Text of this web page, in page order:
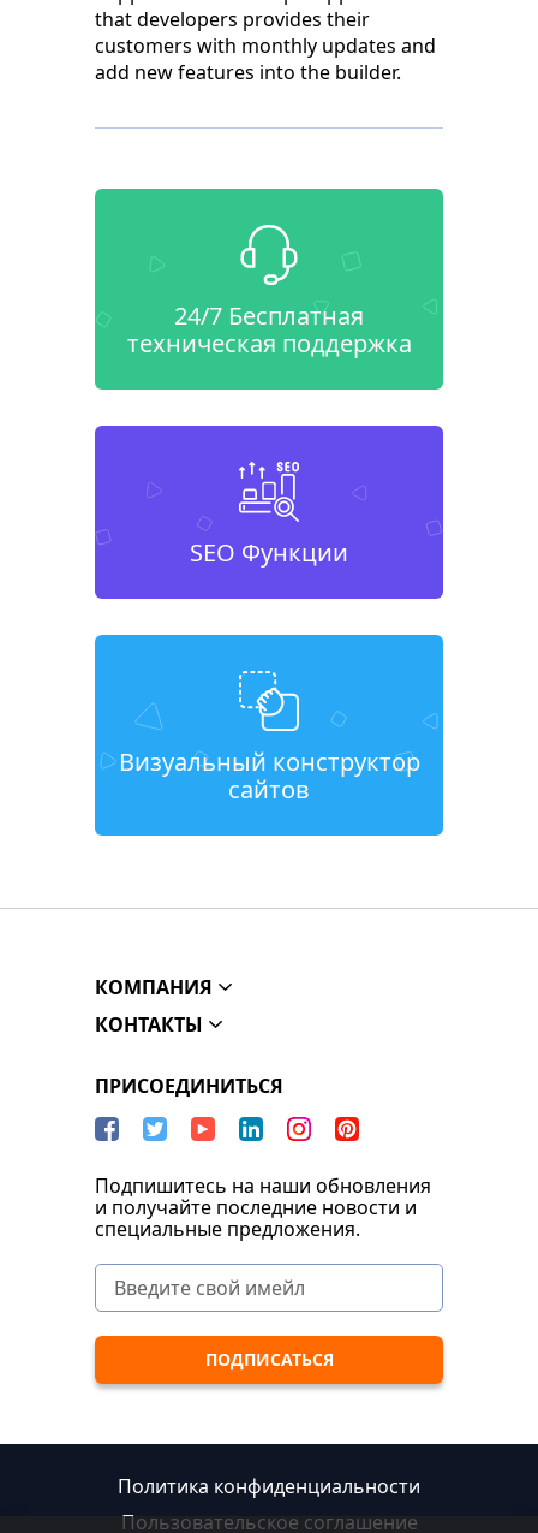
that developers provides their
customers with monthly updates and
add new features into the builder.
24/7 Бесплатная
техническая поддержка
SEO Функции
Визуальный конструктор
сайтов
КОМПАНИЯ
КОНТАКТЫ
ПРИСОЕДИНИТЬСЯ
Подпишитесь на наши обновления
и получайте последние новости и
специальные предложения.
Политика конфиденциальности
Пользовательское соглашение